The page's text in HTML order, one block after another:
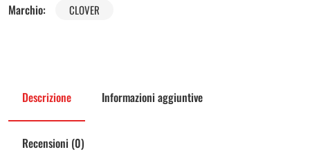
Marchio: CLOVER
Descrizione Informazioni aggiuntive
Recensioni (0)